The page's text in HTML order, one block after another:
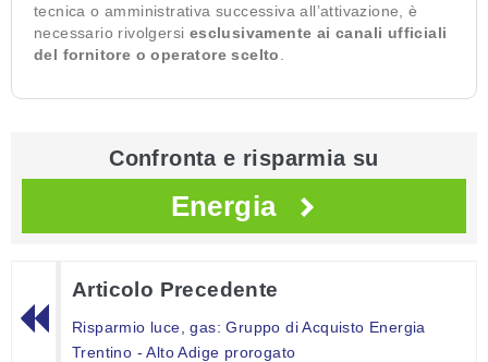
tecnica o amministrativa successiva all’attivazione, è
necessario rivolgersi esclusivamente ai canali ufficiali
del fornitore o operatore scelto
Confronta e risparmia su
Energia
Articolo Precedente
Risparmio luce, gas: Gruppo di Acquisto Energia
Trentino - Alto Adige prorogato